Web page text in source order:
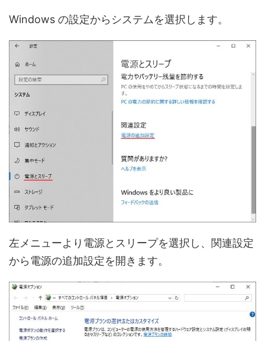
Windows の設定からシステムを選択します。
左メニューより電源とスリープを選択し、関連設定
から電源の追加設定を開きます。